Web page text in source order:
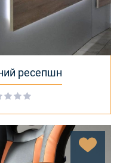
ресепшн